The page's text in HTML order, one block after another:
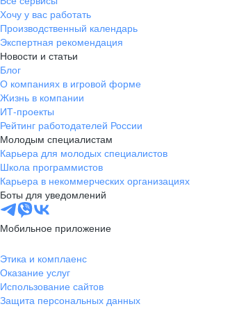
Хочу у вас работать
Производственный календарь
Экспертная рекомендация
Новости и статьи
Блог
О компаниях в игровой форме
Жизнь в компании
ИТ-проекты
Рейтинг работодателей России
Молодым специалистам
Карьера для молодых специалистов
Школа программистов
Карьера в некоммерческих организациях
Боты для уведомлений
Мобильное приложение
Этика и комплаенс
Оказание услуг
Использование сайтов
Защита персональных данных